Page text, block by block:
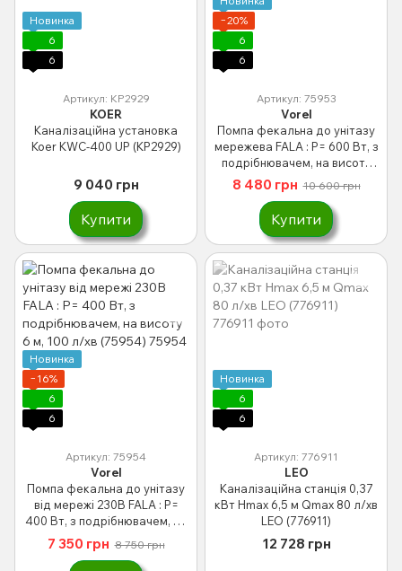
Новинка
6
6
Артикул: KP2929
KOER
Каналізаційна установка
Koer KWC-400 UP (KP2929)
9 040 грн
Купити
−20%
6
6
Артикул: 75953
Vorel
Помпа фекальна до унітазу
мережева FALA : P= 600 Вт, з
подрібнювачем, на висоту
9.5 м, 150 л/хв (75953)
8 480 грн 10 600 грн
Купити
Новинка
−16%
6
6
Артикул: 75954
Vorel
Помпа фекальна до унітазу
від мережі 230В FALA : P=
400 Вт, з подрібнювачем, на
висоту 6 м, 100 л/хв (75954)
7 350 грн 8 750 грн
Новинка
6
6
Артикул: 776911
LEO
Каналізаційна станція 0,37
кВт Hmax 6,5 м Qmax 80 л/хв
LEO (776911)
12 728 грн